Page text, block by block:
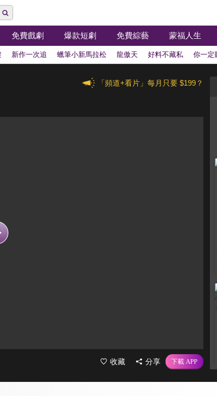
免費戲劇 爆款短劇 免費綜藝 蒙福人生
新作一次追 蠟筆小新馬拉松 龍傲天 好料不藏私 你一定
「頻道+看片」每月只要 $199？
收藏 分享